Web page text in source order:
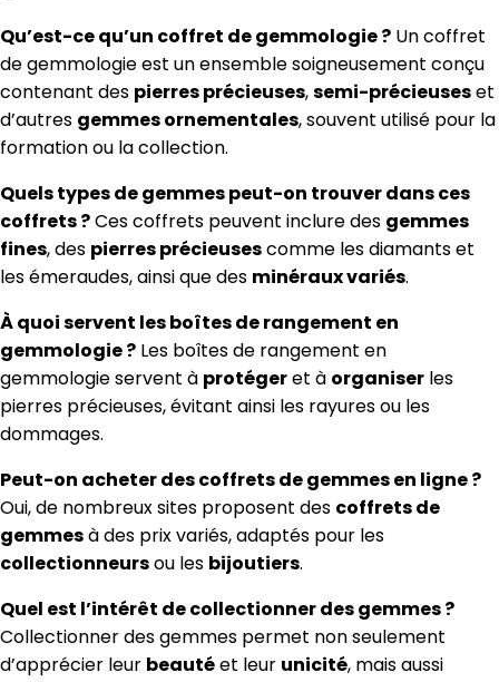
Qu’est-ce qu’un coffret de gemmologie ? Un coffret
de gemmologie est un ensemble soigneusement conçu
contenant des pierres précieuses,semi-précieuseset
d’autres gemmes ornementales, souvent utilisé pour la
formation ou la collection.
Quels types de gemmes peut-on trouver dans ces
coffrets ?Ces coffrets peuvent inclure des gemmes
fines, des pierres précieusescomme les diamants et
les émeraudes, ainsi que des minéraux variés.
À quoi servent les boîtes de rangement en
gemmologie ? Les boîtes de rangement en
gemmologie servent à protégeret à organiser les
pierres précieuses, évitant ainsi les rayures ou les
dommages.
Peut-on acheter des coffrets de gemmes en ligne ?
Oui, de nombreux sites proposent des coffrets de
gemmesà des prix variés, adaptés pour les
collectionneursou les bijoutiers.
Quel est l’intérêt de collectionner des gemmes ?
Collectionner des gemmes permet non seulement
d’apprécier leur beautéet leur unicité, mais aussi